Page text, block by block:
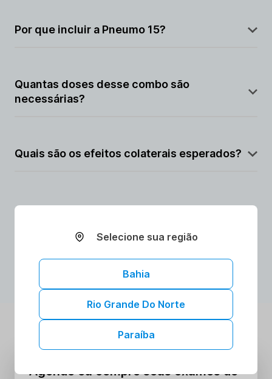
B, poliomielite, doenças por pneumococos e
infecções causadas pelo rotavírus.
Por que incluir a Pneumo 15?
contra bactérias pneumocócicas em relação à
Pneumo 13.
Quantas doses desse combo são
necessárias?
posteriores.
Quais são os efeitos colaterais esperados?
aplicação são comuns, mas leves.
Agende ou compre seus exames de
Selecione sua região
Bahia
Rio Grande Do Norte
Paraíba